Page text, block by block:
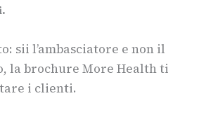
sii l’ambasciatore e non il
la brochure More Health ti
i clienti.